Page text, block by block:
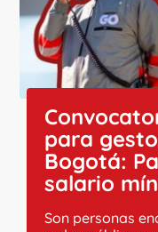
para
Bogotá:
salario
Son personas